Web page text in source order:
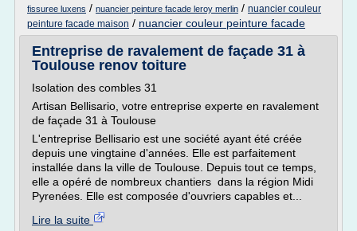
fissuree luxens / nuancier peinture facade leroy merlin / nuancier couleur
peinture facade maison / nuancier couleur peinture facade
Entreprise de ravalement de façade 31 à
Toulouse renov toiture
Isolation des combles 31
Artisan Bellisario, votre entreprise experte en ravalement
de façade 31 à Toulouse
L'entreprise Bellisario est une société ayant été créée
depuis une vingtaine d'années. Elle est parfaitement
installée dans la ville de Toulouse. Depuis tout ce temps,
elle a opéré de nombreux chantiers dans la région Midi
Pyrenées. Elle est composée d'ouvriers capables et...
Lire la suite